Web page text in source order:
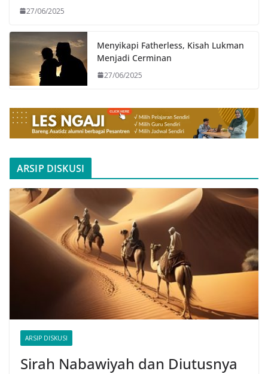
27/06/2025
Menyikapi Fatherless, Kisah Lukman
Menjadi Cerminan
27/06/2025
ARSIP DISKUSI
ARSIP DISKUSI
Sirah Nabawiyah dan Diutusnya